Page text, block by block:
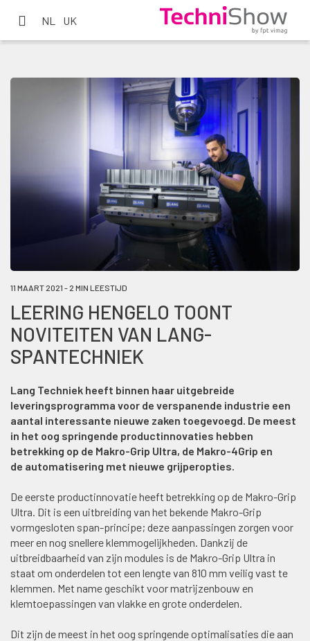
NL UK
11 MAART 2021 - 2 MIN LEESTIJD
LEERING HENGELO TOONT
NOVITEITEN VAN LANG-
SPANTECHNIEK
Lang Techniek heeft binnen haar uitgebreide
leveringsprogramma voor de verspanende industrie een
aantal interessante nieuwe zaken toegevoegd. De meest
in het oog springende productinnovaties hebben
betrekking op de Makro-Grip Ultra, de Makro-4Grip en
de automatisering met nieuwe grijperopties.
De eerste productinnovatie heeft betrekking op de Makro-Grip
Ultra. Dit is een uitbreiding van het bekende Makro-Grip
vormgesloten span-principe; deze aanpassingen zorgen voor
meer en nog snellere klemmogelijkheden. Dankzij de
uitbreidbaarheid van zijn modules is de Makro-Grip Ultra in
staat om onderdelen tot een lengte van 810 mm veilig vast te
klemmen. Met name geschikt voor matrijzenbouw en
klemtoepassingen van vlakke en grote onderdelen.
Dit zijn de meest in het oog springende optimalisaties die aan